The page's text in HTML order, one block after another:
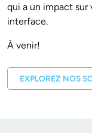
qui a un impact
interface.
À venir!
EXPLOREZ NOS